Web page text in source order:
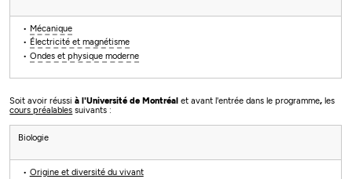
Mécanique
Électricité et magnétisme
Ondes et physique moderne
Soit avoir réussià l'Université de Montréal et avant l'entrée dans le programme, les
cours préalables suivants :
Biologie
Origine et diversité du vivant